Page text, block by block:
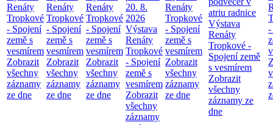
Renáty
Tropkové
- Spojení
země s
vesmírem
Zobrazit
všechny
záznamy
ze dne
Renáty
Tropkové
- Spojení
země s
vesmírem
Zobrazit
všechny
záznamy
ze dne
Renáty
Tropkové
- Spojení
země s
vesmírem
Zobrazit
všechny
záznamy
ze dne
20. 8.
2026
Výstava
Renáty
Tropkové
- Spojení
země s
vesmírem
Zobrazit
všechny
záznamy
Renáty
Tropkové
- Spojení
země s
vesmírem
Zobrazit
všechny
záznamy
ze dne
atriu radnice
Výstava
Renáty
Tropkové -
Spojení země
s vesmírem
Zobrazit
všechny
záznamy ze
dne
-